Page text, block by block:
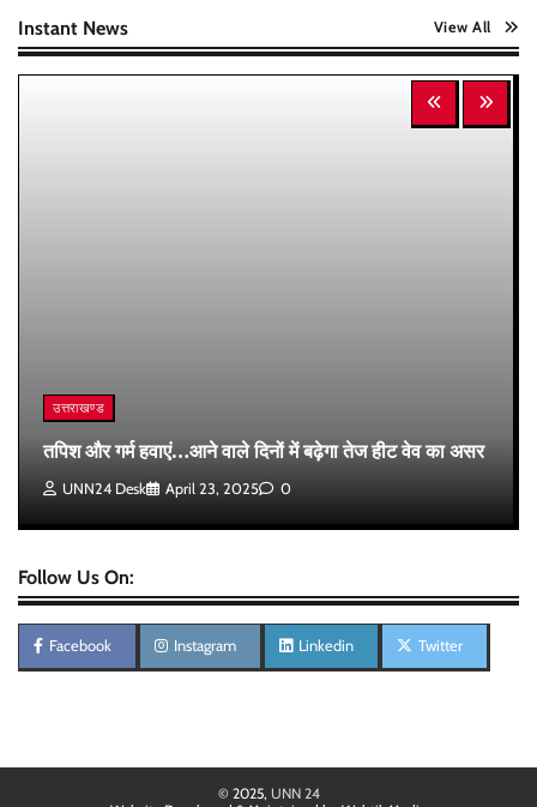
Instant News View All
उत्तराखण्ड
तपिश और गर्म हवाएं…आने वाले दिनों में बढ़ेगा तेज हीट वेव का असर
UNN24 Desk April 23, 2025 0
Follow Us On:
Facebook Instagram Linkedin Twitter
© 2025, UNN 24